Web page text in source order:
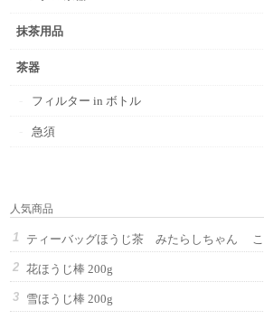
抹茶用品
茶器
フィルター in ボトル
急須
人気商品
ティーバッグほうじ茶 みたらしちゃん こ
花ほうじ棒 200g
雪ほうじ棒 200g